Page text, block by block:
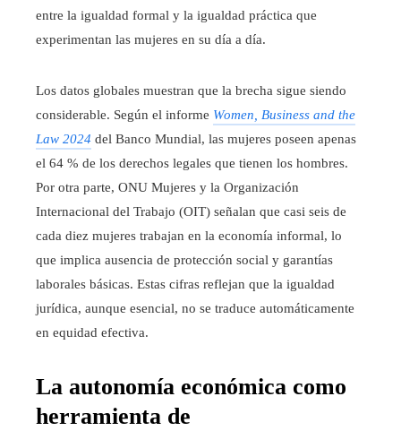
entre la igualdad formal y la igualdad práctica que
experimentan las mujeres en su día a día.
Los datos globales muestran que la brecha sigue siendo
considerable. Según el informe Women, Business and the
Law 2024 del Banco Mundial, las mujeres poseen apenas
el 64 % de los derechos legales que tienen los hombres.
Por otra parte, ONU Mujeres y la Organización
Internacional del Trabajo (OIT) señalan que casi seis de
cada diez mujeres trabajan en la economía informal, lo
que implica ausencia de protección social y garantías
laborales básicas. Estas cifras reflejan que la igualdad
jurídica, aunque esencial, no se traduce automáticamente
en equidad efectiva.
La autonomía económica como
herramienta de